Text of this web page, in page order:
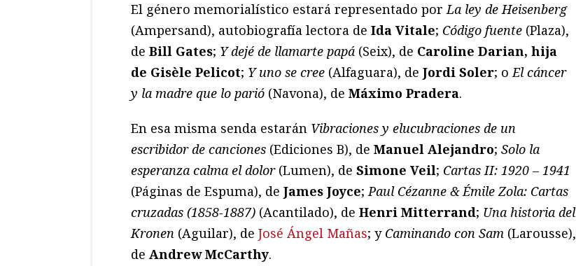
El género memorialístico estará representado porLa ley de Heisenberg
(Ampersand), autobiografía lectora de Ida Vitale; Código fuente (Plaza),
de Bill Gates; Y dejé de llamarte papá (Seix), de Caroline Darian, hija
de Gisèle Pelicot; Y uno se cree (Alfaguara), de Jordi Soler; oEl cáncer
y la madre que lo parió (Navona), de Máximo Pradera.
En esa misma senda estarán Vibraciones y elucubraciones de un
escribidor de canciones (Ediciones B), de Manuel Alejandro; Solo la
esperanza calma el dolor(Lumen), de Simone Veil; Cartas II: 1920 – 1941
(Páginas de Espuma), de James Joyce;Paul Cézanne & Émile Zola: Cartas
cruzadas (1858-1887) (Acantilado), de Henri Mitterrand; Una historia del
Kronen (Aguilar), de José Ángel Mañas; y Caminando con Sam (Larousse),
de Andrew McCarthy.